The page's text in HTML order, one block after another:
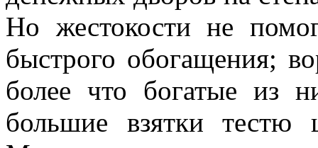
Но жестокости не
быстрого обогащения;
более что богатые из
большие взятки тестю